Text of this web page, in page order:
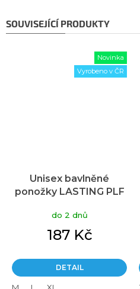
SOUVISEJÍCÍ PRODUKTY
Novinka
Vyrobeno v ČR
Unisex bavlněné
ponožky LASTING PLF
do 2 dnů
187 Kč
DETAIL
M L XL